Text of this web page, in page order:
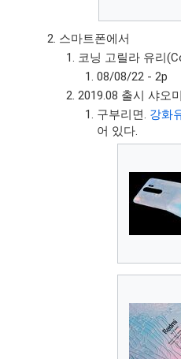
스마트폰에서
코닝 고릴라 유리
08/08/22 - 2p
2019.08 출시 샤오
구부리면. 강화
어 있다.